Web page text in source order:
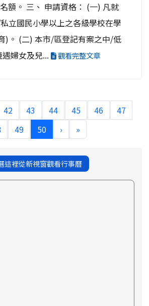
額。 三、 申請資格： (一) 凡就
立國民小學以上之各級學校在學
)。 (二) 本市/區登記有案之中/低
婦女及兒...
觀看完整文章
42 43 44 45 46
47
49 50(current)
› »
這裡從新視窗觀看行事曆